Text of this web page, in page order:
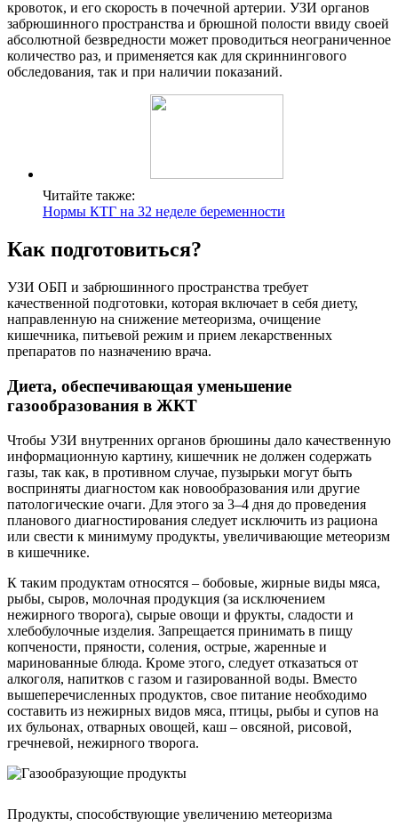
кровоток, и его скорость в почечной артерии. УЗИ органов
забрюшинного пространства и брюшной полости ввиду своей
абсолютной безвредности может проводиться неограниченное
количество раз, и применяется как для скриннингового
обследования, так и при наличии показаний.
Читайте также:
Нормы КТГ на 32 неделе беременности
Как подготовиться?
УЗИ ОБП и забрюшинного пространства требует
качественной подготовки, которая включает в себя диету,
направленную на снижение метеоризма, очищение
кишечника, питьевой режим и прием лекарственных
препаратов по назначению врача.
Диета, обеспечивающая уменьшение
газообразования в ЖКТ
Чтобы УЗИ внутренних органов брюшины дало качественную
информационную картину, кишечник не должен содержать
газы, так как, в противном случае, пузырьки могут быть
восприняты диагностом как новообразования или другие
патологические очаги. Для этого за 3–4 дня до проведения
планового диагностирования следует исключить из рациона
или свести к минимуму продукты, увеличивающие метеоризм
в кишечнике.
К таким продуктам относятся – бобовые, жирные виды мяса,
рыбы, сыров, молочная продукция (за исключением
нежирного творога), сырые овощи и фрукты, сладости и
хлебобулочные изделия. Запрещается принимать в пищу
копчености, пряности, соления, острые, жаренные и
маринованные блюда. Кроме этого, следует отказаться от
алкоголя, напитков с газом и газированной воды. Вместо
вышеперечисленных продуктов, свое питание необходимо
составить из нежирных видов мяса, птицы, рыбы и супов на
их бульонах, отварных овощей, каш – овсяной, рисовой,
гречневой, нежирного творога.
Продукты, способствующие увеличению метеоризма